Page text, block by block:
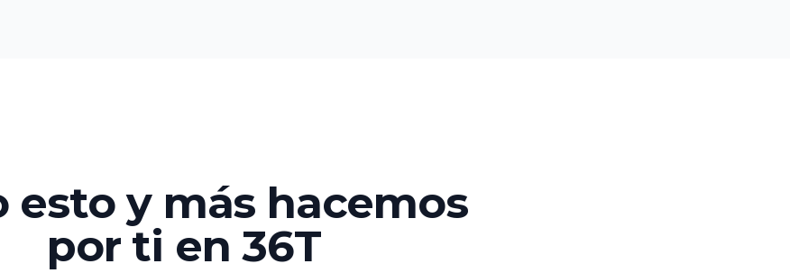
esto y más hacemos
por ti en 36T